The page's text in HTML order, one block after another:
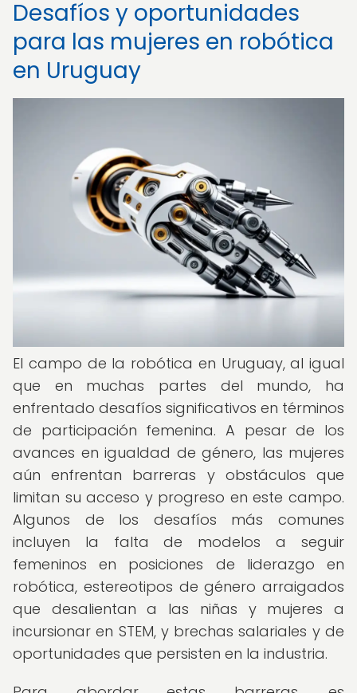
Desafíos y oportunidades
para las mujeres en robótica
en Uruguay
El campo de la robótica en Uruguay, al igual
que en muchas partes del mundo, ha
enfrentado desafíos significativos en términos
de participación femenina. A pesar de los
avances en igualdad de género, las mujeres
aún enfrentan barreras y obstáculos que
limitan su acceso y progreso en este campo.
Algunos de los desafíos más comunes
incluyen la falta de modelos a seguir
femeninos en posiciones de liderazgo en
robótica, estereotipos de género arraigados
que desalientan a las niñas y mujeres a
incursionar en STEM, y brechas salariales y de
oportunidades que persisten en la industria.